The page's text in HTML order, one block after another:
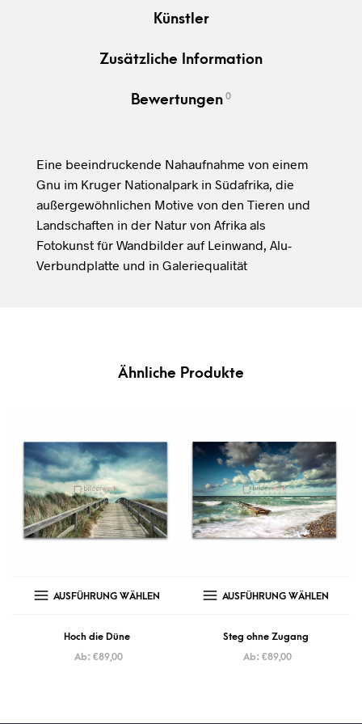
Künstler
Zusätzliche Information
Bewertungen 0
Eine beeindruckende Nahaufnahme von einem
Gnu im Kruger Nationalpark in Südafrika, die
außergewöhnlichen Motive von den Tieren und
Landschaften in der Natur von Afrika als
Fotokunst für Wandbilder auf Leinwand, Alu-
Verbundplatte und in Galeriequalität
Ähnliche Produkte
AUSFÜHRUNG WÄHLEN
Hoch die Düne
Ab: €89,00
AUSFÜHRUNG WÄHLEN
Steg ohne Zugang
Ab: €89,00